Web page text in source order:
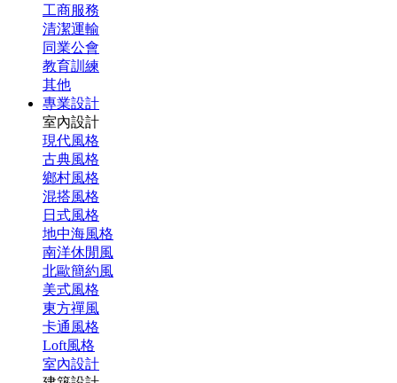
工商服務
清潔運輸
同業公會
教育訓練
其他
專業設計
室內設計
現代風格
古典風格
鄉村風格
混搭風格
日式風格
地中海風格
南洋休閒風
北歐簡約風
美式風格
東方禪風
卡通風格
Loft風格
室內設計